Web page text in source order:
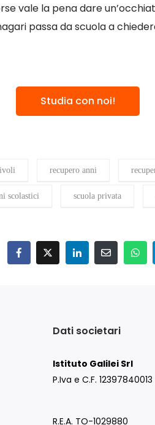
vale la pena dare
passa da scuola a
Studia con noi!
recupero anni
scolastici scuola privata
Dati societari
Istituto Galilei Srl
P.Iva e C.F. 12397840013
R.E.A. TO-1029880